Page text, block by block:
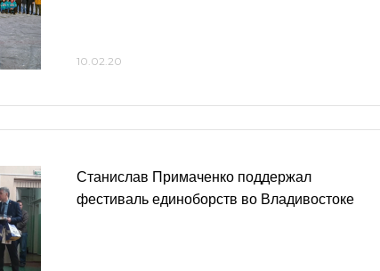
10.02.20
Станислав Примаченко поддержал
фестиваль единоборств во Владивостоке